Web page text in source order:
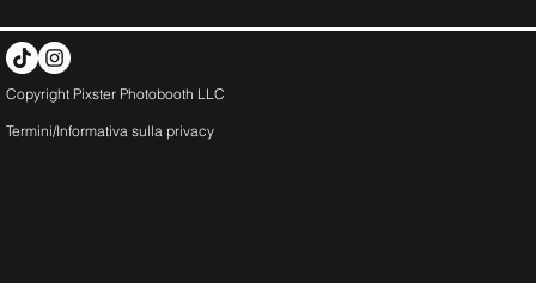
Copyright Pixster Photobooth LLC
Termini/Informativa sulla privacy